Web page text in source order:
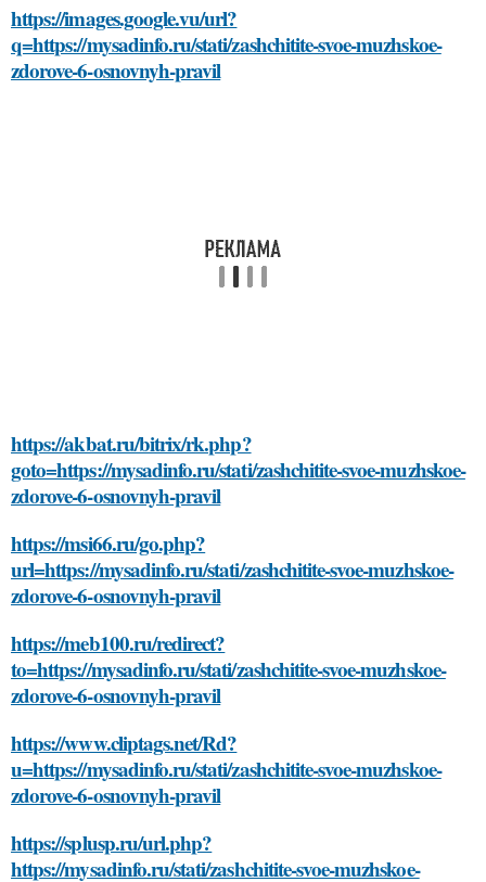
https://images.google.vu/url?
q=https://mysadinfo.ru/stati/zashchitite-svoe-muzhskoe-
zdorove-6-osnovnyh-pravil
https://akbat.ru/bitrix/rk.php?
goto=https://mysadinfo.ru/stati/zashchitite-svoe-muzhskoe-
zdorove-6-osnovnyh-pravil
https://msi66.ru/go.php?
url=https://mysadinfo.ru/stati/zashchitite-svoe-muzhskoe-
zdorove-6-osnovnyh-pravil
https://meb100.ru/redirect?
to=https://mysadinfo.ru/stati/zashchitite-svoe-muzhskoe-
zdorove-6-osnovnyh-pravil
https://www.cliptags.net/Rd?
u=https://mysadinfo.ru/stati/zashchitite-svoe-muzhskoe-
zdorove-6-osnovnyh-pravil
https://splusp.ru/url.php?
https://mysadinfo.ru/stati/zashchitite-svoe-muzhskoe-